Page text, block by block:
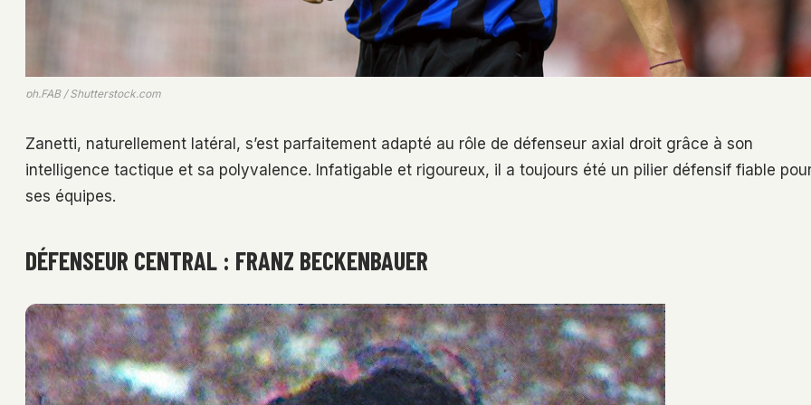
ph.FAB / Shutterstock.com
Zanetti, naturellement latéral, s’est parfaitement adapté au rôle de défenseur axial droit grâce à son
intelligence tactique et sa polyvalence. Infatigable et rigoureux, il a toujours été un pilier défensif fiable
ses équipes.
DÉFENSEUR CENTRAL : FRANZ BECKENBAUER